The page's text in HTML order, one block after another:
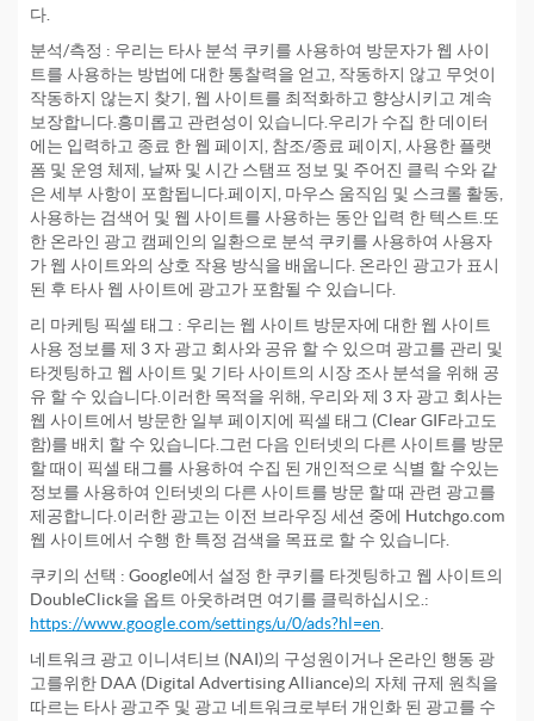
다.
분석/측정 : 우리는 타사 분석 쿠키를 사용하여 방문자가 웹 사이
트를 사용하는 방법에 대한 통찰력을 얻고, 작동하지 않고 무엇이
작동하지 않는지 찾기, 웹 사이트를 최적화하고 향상시키고 계속
보장합니다.흥미롭고 관련성이 있습니다.우리가 수집 한 데이터
에는 입력하고 종료 한 웹 페이지, 참조/종료 페이지, 사용한 플랫
폼 및 운영 체제, 날짜 및 시간 스탬프 정보 및 주어진 클릭 수와 같
은 세부 사항이 포함됩니다.페이지, 마우스 움직임 및 스크롤 활동,
사용하는 검색어 및 웹 사이트를 사용하는 동안 입력 한 텍스트.또
한 온라인 광고 캠페인의 일환으로 분석 쿠키를 사용하여 사용자
가 웹 사이트와의 상호 작용 방식을 배웁니다. 온라인 광고가 표시
된 후 타사 웹 사이트에 광고가 포함될 수 있습니다.
리 마케팅 픽셀 태그 : 우리는 웹 사이트 방문자에 대한 웹 사이트
사용 정보를 제 3 자 광고 회사와 공유 할 수 있으며 광고를 관리 및
타겟팅하고 웹 사이트 및 기타 사이트의 시장 조사 분석을 위해 공
유 할 수 있습니다.이러한 목적을 위해, 우리와 제 3 자 광고 회사는
웹 사이트에서 방문한 일부 페이지에 픽셀 태그 (Clear GIF라고도
함)를 배치 할 수 있습니다.그런 다음 인터넷의 다른 사이트를 방문
할 때이 픽셀 태그를 사용하여 수집 된 개인적으로 식별 할 수있는
정보를 사용하여 인터넷의 다른 사이트를 방문 할 때 관련 광고를
제공합니다.이러한 광고는 이전 브라우징 세션 중에 Hutchgo.com
웹 사이트에서 수행 한 특정 검색을 목표로 할 수 있습니다.
쿠키의 선택 : Google에서 설정 한 쿠키를 타겟팅하고 웹 사이트의
DoubleClick을 옵트 아웃하려면 여기를 클릭하십시오.:
https://www.google.com/settings/u/0/ads?hl=en
네트워크 광고 이니셔티브 (NAI)의 구성원이거나 온라인 행동 광
고를위한 DAA (Digital Advertising Alliance)의 자체 규제 원칙을
따르는 타사 광고주 및 광고 네트워크로부터 개인화 된 광고를 수